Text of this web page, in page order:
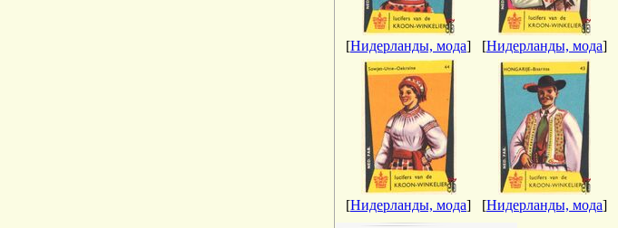
[Нидерланды, мода] [Нидерланды, мода]
[Нидерланды, мода] [Нидерланды, мода]